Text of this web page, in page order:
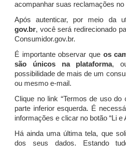
acompanhar suas reclamações no
Após autenticar, por meio da
gov.br, você será redirecionado
Consumidor.gov.br.
É importante observar que os
são únicos na plataforma,
possibilidade de mais de um
ou mesmo e-mail.
Clique no link “Termos de uso do
parte inferior esquerda. É
informações e clicar no botão “Li e
Há ainda uma última tela, que
dos seus dados. Estando